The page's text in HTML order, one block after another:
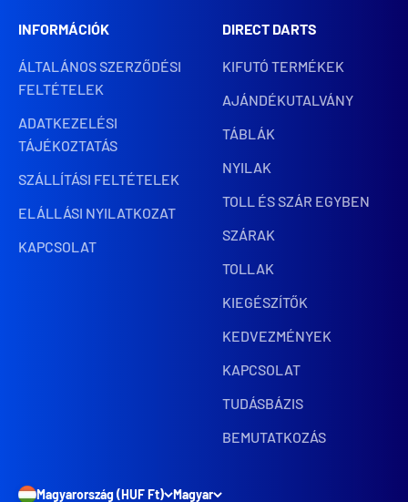
INFORMÁCIÓK
ÁLTALÁNOS SZERZŐDÉSI
FELTÉTELEK
ADATKEZELÉSI
TÁJÉKOZTATÁS
SZÁLLÍTÁSI FELTÉTELEK
ELÁLLÁSI NYILATKOZAT
KAPCSOLAT
DIRECT DARTS
KIFUTÓ TERMÉKEK
AJÁNDÉKUTALVÁNY
TÁBLÁK
NYILAK
TOLL ÉS SZÁR EGYBEN
SZÁRAK
TOLLAK
KIEGÉSZÍTŐK
KEDVEZMÉNYEK
KAPCSOLAT
TUDÁSBÁZIS
BEMUTATKOZÁS
Magyarország (HUF Ft) Magyar